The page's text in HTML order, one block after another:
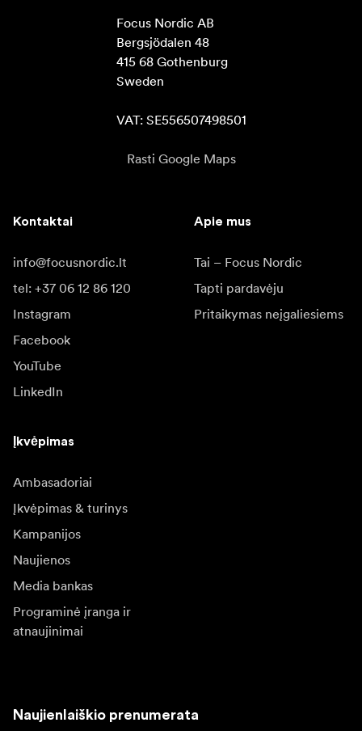
Focus Nordic AB
Bergsjödalen 48
415 68 Gothenburg
Sweden
VAT: SE556507498501
Rasti Google Maps
Kontaktai
info@focusnordic.lt
tel: +37 06 12 86 120
Instagram
Facebook
YouTube
LinkedIn
Apie mus
Tai – Focus Nordic
Tapti pardavėju
Pritaikymas neįgaliesiems
Įkvėpimas
Ambasadoriai
Įkvėpimas & turinys
Kampanijos
Naujienos
Media bankas
Programinė įranga ir
atnaujinimai
Naujienlaiškio prenumerata